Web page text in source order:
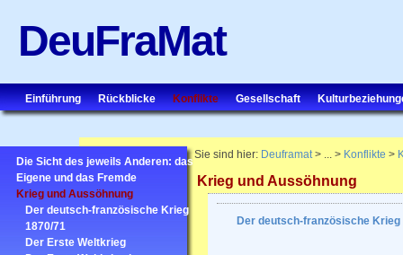
DeuFraMat
Einführung Rückblicke Konflikte Gesellschaft
Die Sicht des jeweils Anderen: das
Eigene und das Fremde
Krieg und Aussöhnung
Der deutsch-französische Krieg
1870/71
Der Erste Weltkrieg
Sie sind hier: Deuframat> ... > Konflikte >
Krieg und Aussöhnung
Der deutsch-französische Krieg